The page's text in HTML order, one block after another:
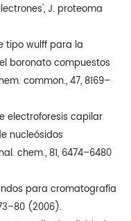
J. proteoma
tipo wulff para la
boronato compuestos
common., 47, 8169–
electroforesis capilar
nucleósidos
chem., 81, 6474–6480
para cromatografía
(2006).